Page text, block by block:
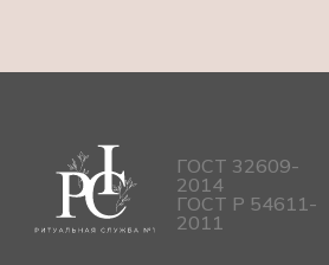
ГОСТ 32609-
2014
ГОСТ Р 54611-
2011